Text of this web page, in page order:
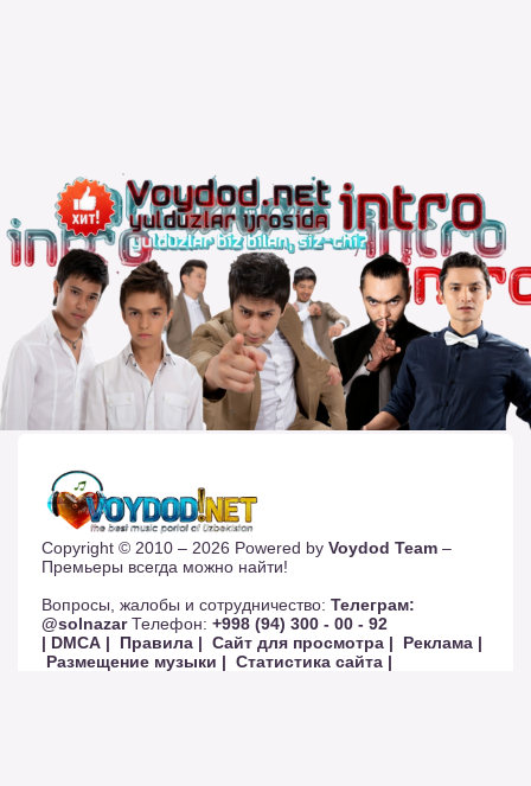
Copyright © 2010 – 2026 Powered by Voydod Team –
Премьеры всегда можно найти!
Вопросы, жалобы и сотрудничество: Телеграм:
@solnazarТелефон: +998 (94) 300 - 00 - 92
| DMCA |
Правила | Сайт для просмотра |
Реклама |
Размещение музыки | Статистика сайта |